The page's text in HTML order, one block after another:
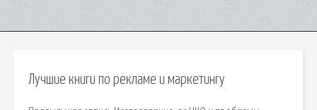
Лучшие книги по рекламе и маркетингу